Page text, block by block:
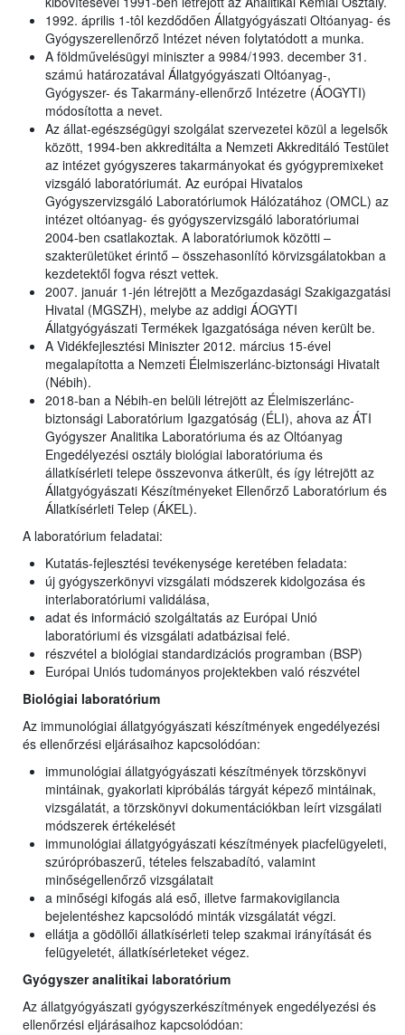
1992. április 1-tôl kezdődően Állatgyógyászati Oltóanyag- és
Gyógyszerellenőrző Intézet néven folytatódott a munka.
A földművelésügyi miniszter a 9984/1993. december 31.
számú határozatával Állatgyógyászati Oltóanyag-,
Gyógyszer- és Takarmány-ellenőrző Intézetre (ÁOGYTI)
módosította a nevet.
Az állat-egészségügyi szolgálat szervezetei közül a legelsők
között, 1994-ben akkreditálta a Nemzeti Akkreditáló Testület
az intézet gyógyszeres takarmányokat és gyógypremixeket
vizsgáló laboratóriumát. Az európai Hivatalos
Gyógyszervizsgáló Laboratóriumok Hálózatához (OMCL) az
intézet oltóanyag- és gyógyszervizsgáló laboratóriumai
2004-ben csatlakoztak. A laboratóriumok közötti –
szakterületüket érintő – összehasonlító körvizsgálatokban a
kezdetektől fogva részt vettek.
2007. január 1-jén létrejött a Mezőgazdasági Szakigazgatási
Hivatal (MGSZH), melybe az addigi ÁOGYTI
Állatgyógyászati Termékek Igazgatósága néven került be.
A Vidékfejlesztési Miniszter 2012. március 15-ével
megalapította a Nemzeti Élelmiszerlánc-biztonsági Hivatalt
(Nébih).
2018-ban a Nébih-en belüli létrejött az Élelmiszerlánc-
biztonsági Laboratórium Igazgatóság (ÉLI), ahova az ÁTI
Gyógyszer Analitika Laboratóriuma és az Oltóanyag
Engedélyezési osztály biológiai laboratóriuma és
állatkísérleti telepe összevonva átkerült, és így létrejött az
Állatgyógyászati Készítményeket Ellenőrző Laboratórium és
Állatkísérleti Telep (ÁKEL).
A laboratórium feladatai:
Kutatás-fejlesztési tevékenysége keretében feladata:
új gyógyszerkönyvi vizsgálati módszerek kidolgozása és
interlaboratóriumi validálása,
adat és információ szolgáltatás az Európai Unió
laboratóriumi és vizsgálati adatbázisai felé.
részvétel a biológiai standardizációs programban (BSP)
Európai Uniós tudományos projektekben való részvétel
Biológiai laboratórium
Az immunológiai állatgyógyászati készítmények engedélyezési
és ellenőrzési eljárásaihoz kapcsolódóan:
immunológiai állatgyógyászati készítmények törzskönyvi
mintáinak, gyakorlati kipróbálás tárgyát képező mintáinak,
vizsgálatát, a törzskönyvi dokumentációkban leírt vizsgálati
módszerek értékelését
immunológiai állatgyógyászati készítmények piacfelügyeleti,
szúrópróbaszerű, tételes felszabadító, valamint
minőségellenőrző vizsgálatait
a minőségi kifogás alá eső, illetve farmakovigilancia
bejelentéshez kapcsolódó minták vizsgálatát végzi.
ellátja a gödöllői állatkísérleti telep szakmai irányítását és
felügyeletét, állatkísérleteket végez.
Gyógyszer analitikai laboratórium
Az állatgyógyászati gyógyszerkészítmények engedélyezési és
ellenőrzési eljárásaihoz kapcsolódóan: